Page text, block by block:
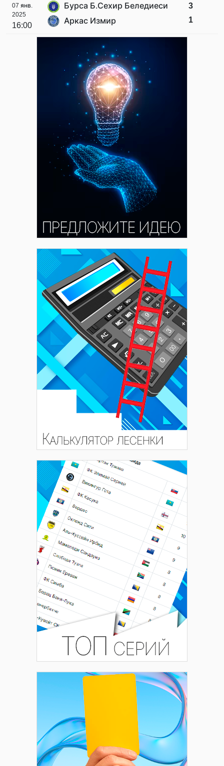
07 янв.
2025
16:00
Бурса Б.Сехир Беледиеси
Аркас Измир
3
1